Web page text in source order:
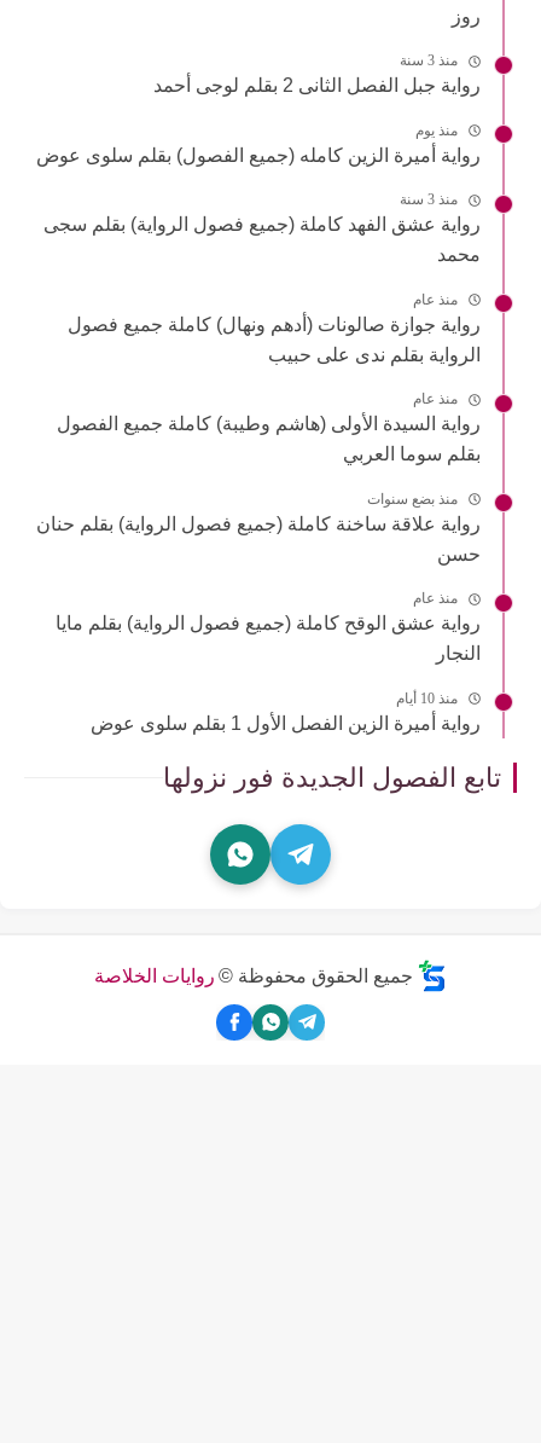
روز
منذ 3 سنة
رواية جبل الفصل الثانى 2 بقلم لوجى أحمد
منذ يوم
رواية أميرة الزين كامله (جميع الفصول) بقلم سلوى عوض
منذ 3 سنة
رواية عشق الفهد كاملة (جميع فصول الرواية) بقلم سجى
محمد
منذ عام
رواية جوازة صالونات (أدهم ونهال) كاملة جميع فصول
الرواية بقلم ندى على حبيب
منذ عام
رواية السيدة الأولى (هاشم وطيبة) كاملة جميع الفصول
بقلم سوما العربي
منذ بضع سنوات
رواية علاقة ساخنة كاملة (جميع فصول الرواية) بقلم حنان
حسن
منذ عام
رواية عشق الوقح كاملة (جميع فصول الرواية) بقلم مايا
النجار
منذ 10 أيام
رواية أميرة الزين الفصل الأول 1 بقلم سلوى عوض
تابع الفصول الجديدة فور نزولها
جميع الحقوق محفوظة © روايات الخلاصة